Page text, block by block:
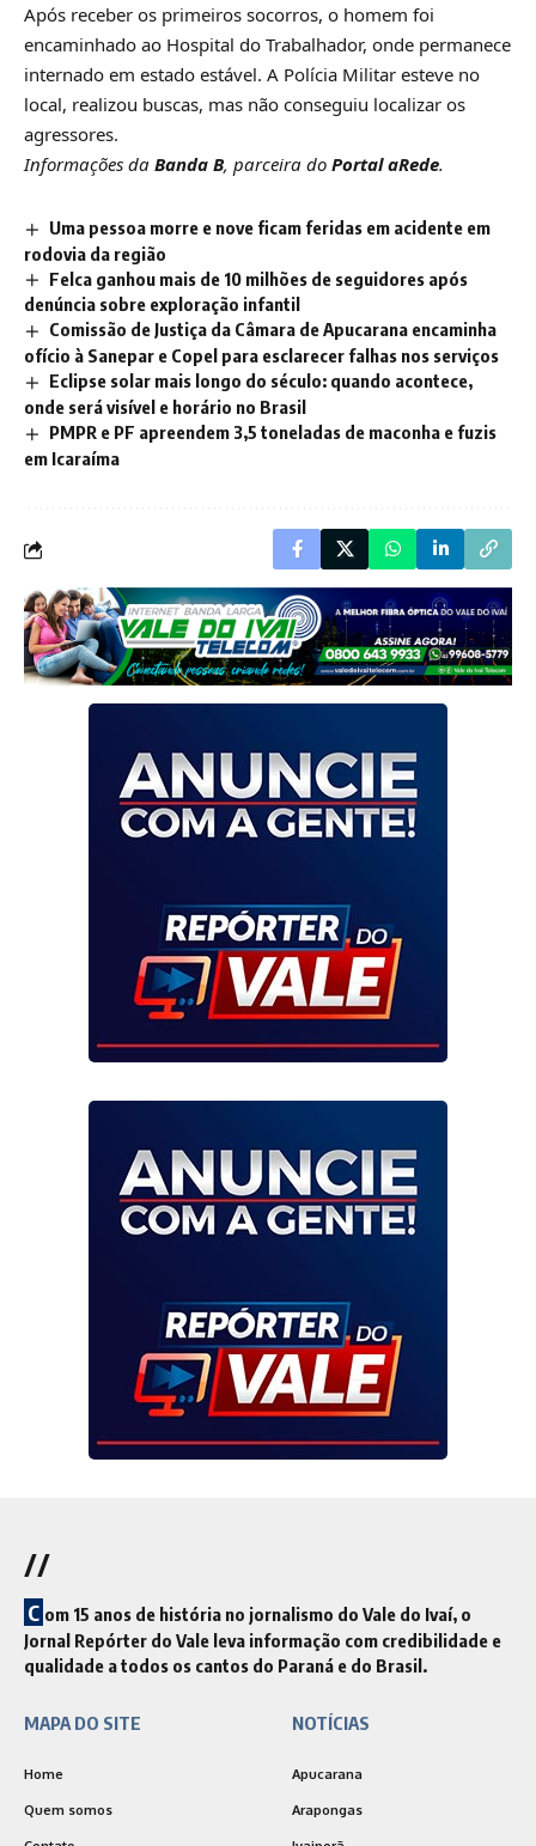
Após receber os primeiros socorros, o homem foi
encaminhado ao Hospital do Trabalhador, onde permanece
internado em estado estável. A Polícia Militar esteve no
local, realizou buscas, mas não conseguiu localizar os
agressores.
Informações da Banda B, parceira do Portal aRede.
Uma pessoa morre e nove ficam feridas em acidente em
rodovia da região
Felca ganhou mais de 10 milhões de seguidores após
denúncia sobre exploração infantil
Comissão de Justiça da Câmara de Apucarana encaminha
ofício à Sanepar e Copel para esclarecer falhas nos serviços
Eclipse solar mais longo do século: quando acontece,
onde será visível e horário no Brasil
PMPR e PF apreendem 3,5 toneladas de maconha e fuzis
em Icaraíma
//
C om 15 anos de história no jornalismo do Vale do Ivaí, o
Jornal Repórter do Vale leva informação com credibilidade e
qualidade a todos os cantos do Paraná e do Brasil.
MAPA DO SITE
Home
Quem somos
NOTÍCIAS
Apucarana
Arapongas